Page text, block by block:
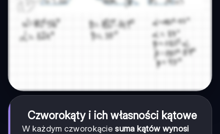
Czworokąty i ich własności kątowe
W każdym czworokąciesuma kątów wynosi